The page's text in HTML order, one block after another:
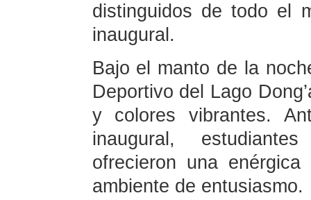
distinguidos de todo el
inaugural.
Bajo el manto de la
Deportivo del Lago
y colores vibrantes.
inaugural,
ofrecieron una
ambiente de entusiasmo.